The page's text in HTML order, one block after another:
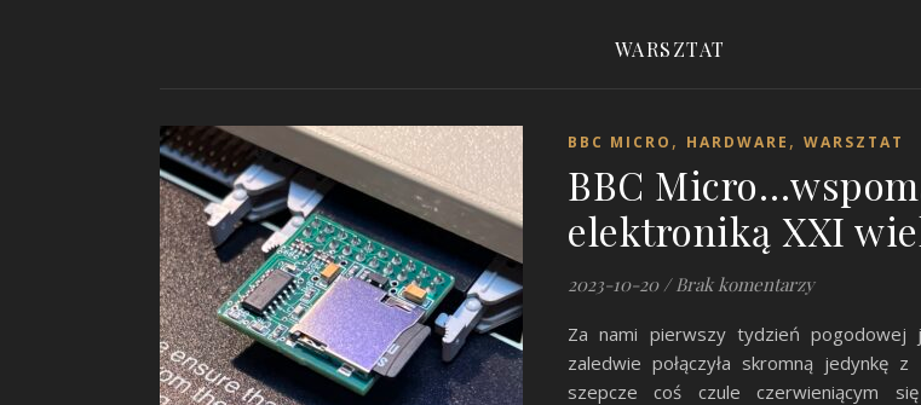
WARSZTAT
BBC MICRO , HARDWARE , WARSZTAT
BBC
elektroniką XXI
2023-10-20 / Brak komentarzy
Za nami pierwszy tydzień pogodowej
zaledwie połączyła skromną jedynkę
szepcze coś czule czerwieniącym